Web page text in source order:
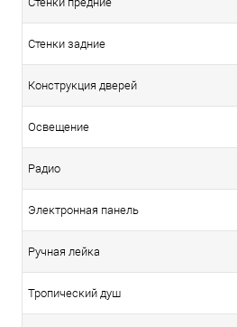
Стенки задние
Конструкция дверей
Освещение
Радио
Электронная панель
Ручная лейка
Тропический душ